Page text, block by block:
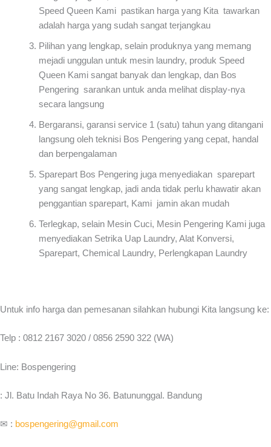
Speed Queen Kami pastikan harga yang Kita tawarkan
adalah harga yang sudah sangat terjangkau
Pilihan yang lengkap, selain produknya yang memang
mejadi unggulan untuk mesin laundry, produk Speed
Queen Kami sangat banyak dan lengkap, dan Bos
Pengering sarankan untuk anda melihat display-nya
secara langsung
Bergaransi, garansi service 1 (satu) tahun yang ditangani
langsung oleh teknisi Bos Pengering yang cepat, handal
dan berpengalaman
Sparepart Bos Pengering juga menyediakan sparepart
yang sangat lengkap, jadi anda tidak perlu khawatir akan
penggantian sparepart, Kami jamin akan mudah
Terlegkap, selain Mesin Cuci, Mesin Pengering Kami juga
menyediakan Setrika Uap Laundry, Alat Konversi,
Sparepart, Chemical Laundry, Perlengkapan Laundry
Untuk info harga dan pemesanan silahkan hubungi Kita langsung ke:
Telp : 0812 2167 3020 / 0856 2590 322 (WA)
Line: Bospengering
: Jl. Batu Indah Raya No 36. Batununggal. Bandung
✉ : bospengering@gmail.com